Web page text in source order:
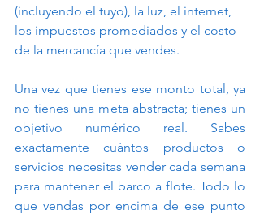
(incluyendo el tuyo), la luz, el internet,
los impuestos promediados y el costo
de la mercancía que vendes.
Una vez que tienes ese monto total, ya
no tienes una meta abstracta; tienes un
objetivo numérico real. Sabes
exactamente cuántos productos o
servicios necesitas vender cada semana
para mantener el barco a flote. Todo lo
que vendas por encima de ese punto